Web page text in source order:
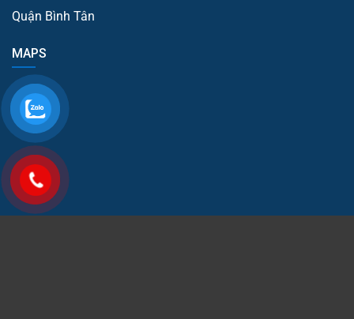
Quận Bình Tân
MAPS